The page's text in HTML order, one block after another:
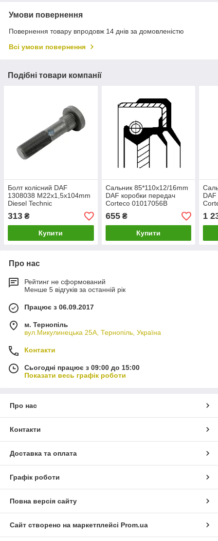
Умови повернення
Повернення товару впродовж 14 днів за домовленістю
Всі умови повернення
Подібні товари компанії
Болт колісний DAF
1308038 M22x1,5x104mm
Diesel Technic
313 ₴
Купити
Сальник 85*110x12/16mm
DAF коробки передач
Corteco 01017056B
655₴
Купити
1
Про нас
Рейтинг не сформований
Менше 5 відгуків за останній рік
Працює з 06.09.2017
м. Тернопіль
вул.Микулинецька 25А, Тернопіль, Україна
Контакти
Сьогодні працює з 09:00 до 15:00
Показати весь графік роботи
Про нас
Контакти
Доставка та оплата
Графік роботи
Повна версія сайту
Сайт створено на маркетплейсі Prom.ua